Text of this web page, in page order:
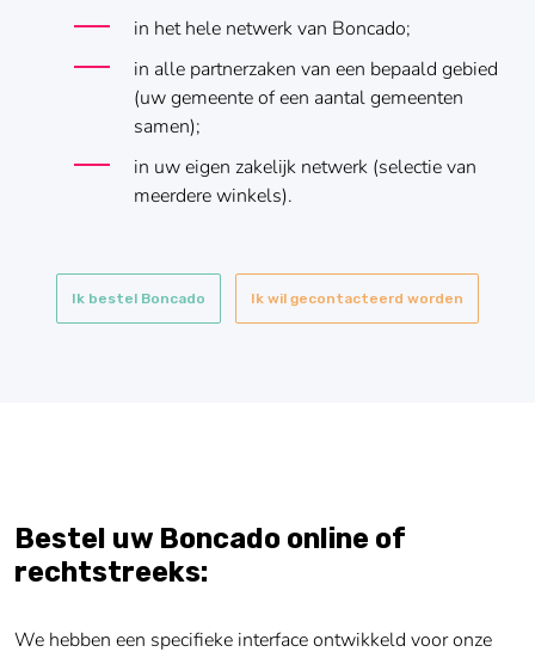
in het hele netwerk van Boncado;
in alle partnerzaken van een bepaald gebied
(uw gemeente of een aantal gemeenten
samen);
in uw eigen zakelijk netwerk (selectie van
meerdere winkels).
Ik bestel Boncado Ik wil gecontacteerd worden
Bestel uw Boncado online of
rechtstreeks:
We hebben een specifieke interface ontwikkeld voor onze